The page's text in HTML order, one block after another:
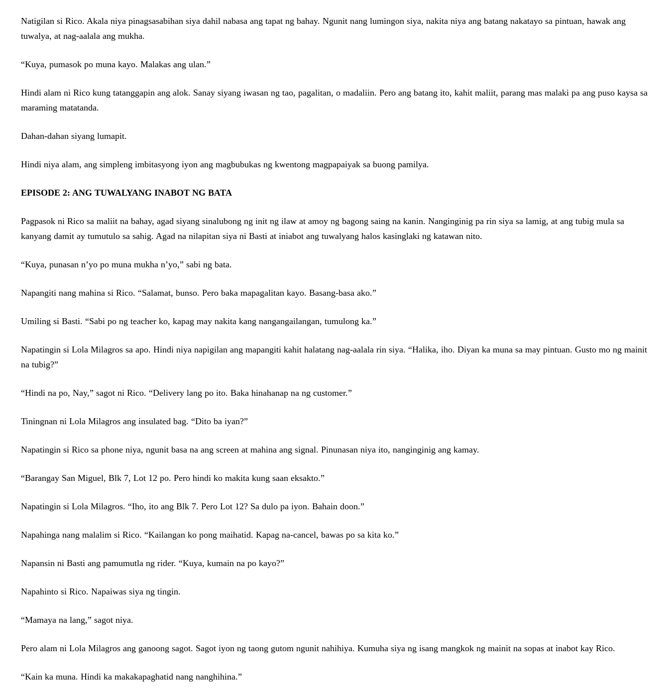
Natigilan si Rico. Akala niya pinagsasabihan siya dahil nabasa ang tapat ng bahay. Ngunit nang lumingon siya, nakita niya ang batang nakatayo sa pintuan, hawak ang
tuwalya, at nag-aalala ang mukha.
“Kuya, pumasok po muna kayo. Malakas ang ulan.”
Hindi alam ni Rico kung tatanggapin ang alok. Sanay siyang iwasan ng tao, pagalitan, o madaliin. Pero ang batang ito, kahit maliit, parang mas malaki pa ang puso kaysa sa
maraming matatanda.
Dahan-dahan siyang lumapit.
Hindi niya alam, ang simpleng imbitasyong iyon ang magbubukas ng kwentong magpapaiyak sa buong pamilya.
EPISODE 2: ANG TUWALYANG INABOT NG BATA
Pagpasok ni Rico sa maliit na bahay, agad siyang sinalubong ng init ng ilaw at amoy ng bagong saing na kanin. Nanginginig pa rin siya sa lamig, at ang tubig mula sa
kanyang damit ay tumutulo sa sahig. Agad na nilapitan siya ni Basti at iniabot ang tuwalyang halos kasinglaki ng katawan nito.
“Kuya, punasan n’yo po muna mukha n’yo,” sabi ng bata.
Napangiti nang mahina si Rico. “Salamat, bunso. Pero baka mapagalitan kayo. Basang-basa ako.”
Umiling si Basti. “Sabi po ng teacher ko, kapag may nakita kang nangangailangan, tumulong ka.”
Napatingin si Lola Milagros sa apo. Hindi niya napigilan ang mapangiti kahit halatang nag-aalala rin siya. “Halika, iho. Diyan ka muna sa may pintuan. Gusto mo ng mainit
na tubig?”
“Hindi na po, Nay,” sagot ni Rico. “Delivery lang po ito. Baka hinahanap na ng customer.”
Tiningnan ni Lola Milagros ang insulated bag. “Dito ba iyan?”
Napatingin si Rico sa phone niya, ngunit basa na ang screen at mahina ang signal. Pinunasan niya ito, nanginginig ang kamay.
“Barangay San Miguel, Blk 7, Lot 12 po. Pero hindi ko makita kung saan eksakto.”
Napatingin si Lola Milagros. “Iho, ito ang Blk 7. Pero Lot 12? Sa dulo pa iyon. Bahain doon.”
Napahinga nang malalim si Rico. “Kailangan ko pong maihatid. Kapag na-cancel, bawas po sa kita ko.”
Napansin ni Basti ang pamumutla ng rider. “Kuya, kumain na po kayo?”
Napahinto si Rico. Napaiwas siya ng tingin.
“Mamaya na lang,” sagot niya.
Pero alam ni Lola Milagros ang ganoong sagot. Sagot iyon ng taong gutom ngunit nahihiya. Kumuha siya ng isang mangkok ng mainit na sopas at inabot kay Rico.
“Kain ka muna. Hindi ka makakapaghatid nang nanghihina.”